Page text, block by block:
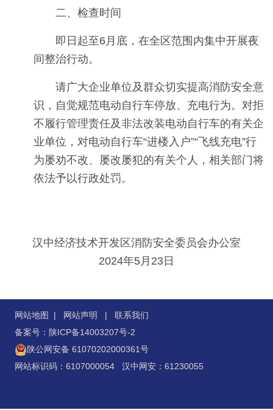
二、检查时间
即日起至6月底，在全区范围内集中开展夜
间整治行动。
请广大企业单位及群众切实提高消防安全意
识，自觉规范电动自行车停放、充电行为。对拒
不履行管理责任及非法改装电动自行车的有关企
业单位，对电动自行车“进楼入户”“飞线充电”行
为屡劝不改、屡改屡犯的有关个人，相关部门将
依法予以行政处罚。
汉中经济技术开发区消防安全委员会办公室
2024年5月23日
网站地图 | 网站声明 | 联系我们
备案号：陕ICP备14003207号-2
陕公网安备 61070202000361号
网站标识码：6107000054 汉中网安：61230055